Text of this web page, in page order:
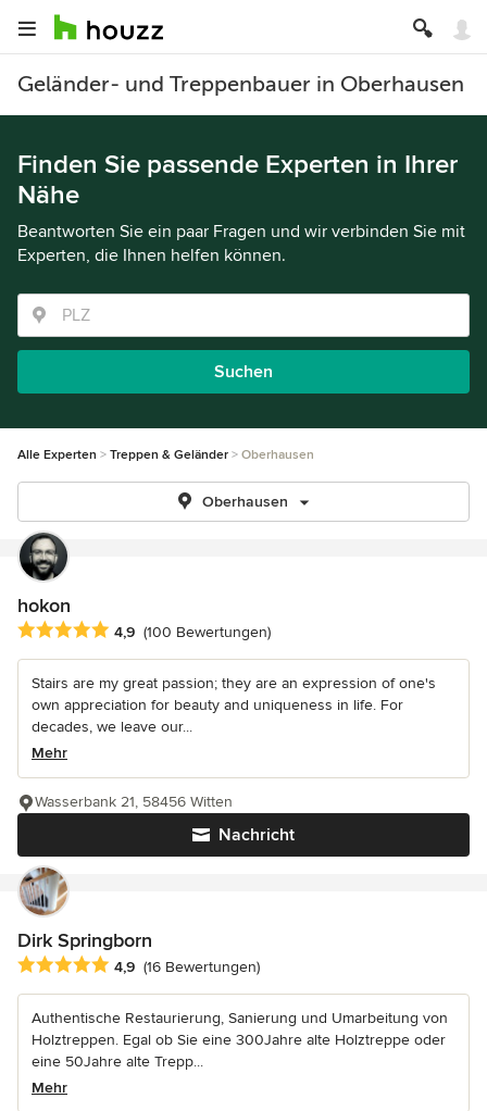
Geländer- und Treppenbauer in Oberhausen
Finden Sie passende Experten in Ihrer
Nähe
Beantworten Sie ein paar Fragen und wir verbinden Sie mit
Experten, die Ihnen helfen können.
Suchen
Alle Experten Treppen & Geländer Oberhausen
Oberhausen
hokon
Durchschnittliche Bewertung: 4.9 von 5 Sternen
4,9 (100 Bewertungen)
Stairs are my great passion; they are an expression of one's
own appreciation for beauty and uniqueness in life. For
decades, we leave our...
Mehr
Nachricht
Wasserbank 21, 58456 Witten
Dirk Springborn
Durchschnittliche Bewertung: 4.9 von 5 Sternen
4,9 (16 Bewertungen)
Authentische Restaurierung, Sanierung und Umarbeitung von
Holztreppen. Egal ob Sie eine 300Jahre alte Holztreppe oder
eine 50Jahre alte Trepp...
Mehr